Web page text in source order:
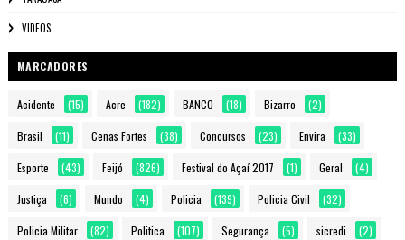
VIDEOS
MARCADORES
Acidente (15) Acre (182) BANCO (18) Bizarro (2)
Brasil (11) Cenas Fortes (38) Concursos (23) Envira (33)
Esporte (43) Feijó (826) Festival do Açaí 2017 (1) Geral (4)
Justiça (6) Mundo (4) Policia (139) Policia Civil (32)
Policia Militar (82) Politica (107) Segurança (5) sicredi (2)